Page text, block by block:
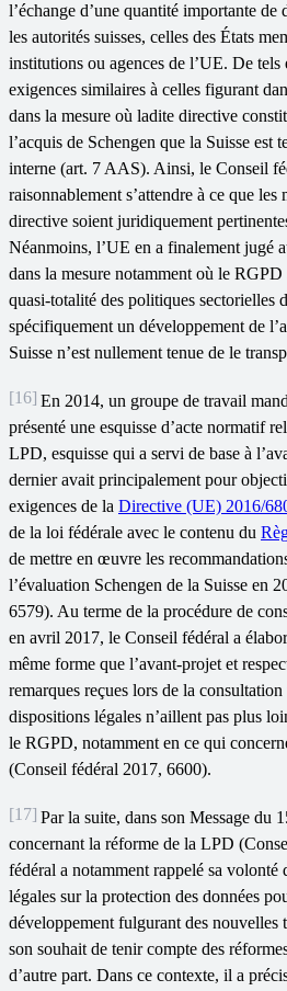
l’échange d’une quantité importante de
les autorités suisses, celles des États
institutions ou agences de l’UE. De tels
exigences similaires à celles figurant
dans la mesure où ladite directive
l’acquis de Schengen que la Suisse est
interne (art. 7 AAS). Ainsi, le Conseil
raisonnablement s’attendre à ce que
directive soient juridiquement
Néanmoins, l’UE en a finalement jugé
dans la mesure notamment où le RGPD
quasi-totalité des politiques sectorielles
spécifiquement un développement de
Suisse n’est nullement tenue de le
[16] En 2014, un groupe de travail
présenté une esquisse d’acte normatif
LPD, esquisse qui a servi de base à
dernier avait principalement pour
exigences de la Directive (UE) 2016/
de la loi fédérale avec le contenu du
de mettre en œuvre les
l’évaluation Schengen de la Suisse en
6579). Au terme de la procédure de
en avril 2017, le Conseil fédéral a
même forme que l’avant-projet et
remarques reçues lors de la
dispositions légales n’aillent pas plus
le RGPD, notamment en ce qui
(Conseil fédéral 2017, 6600).
[17] Par la suite, dans son Message du
concernant la réforme de la LPD
fédéral a notamment rappelé sa volonté
légales sur la protection des données
développement fulgurant des nouvelles
son souhait de tenir compte des
d’autre part. Dans ce contexte, il a